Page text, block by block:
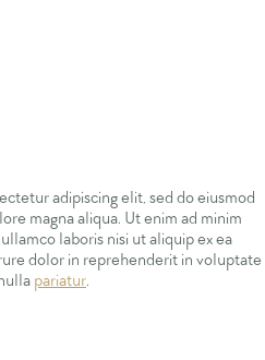
adipiscing elit, sed do eiusmod
magna aliqua. Ut enim ad minim
laboris nisi ut aliquip ex ea
dolor in reprehenderit in voluptate
pariatur.